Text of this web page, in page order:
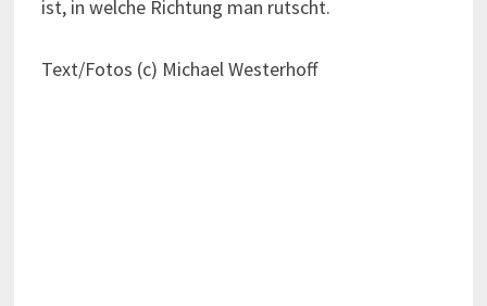
ist, in welche Richtung man rutscht.
Text/Fotos (c) Michael Westerhoff